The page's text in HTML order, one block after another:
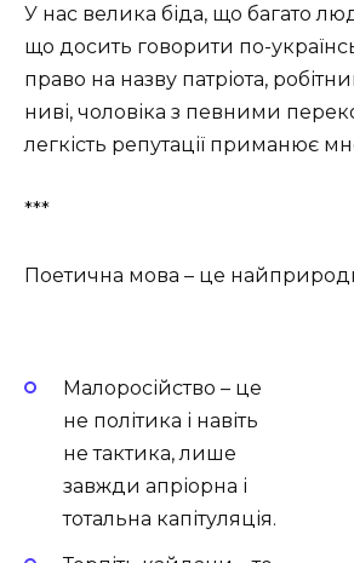
У нас велика біда, що багато
що досить говорити по-
право на назву патріота,
ниві, чоловіка з певними
легкість репутації приманює
***
Поетична мова – це
Малоросійство – це
не політика і навіть
не тактика, лише
завжди апріорна і
тотальна капітуляція.